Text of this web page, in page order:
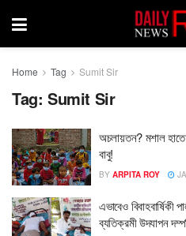
Home Tag Sumit Sir
Tag: Sumit Sir
অচলায়তন? মশাল হাতে
বাবু!
BY ARPITA ROY
এভাবেও
ব্যতিক্রমী উদযাপন